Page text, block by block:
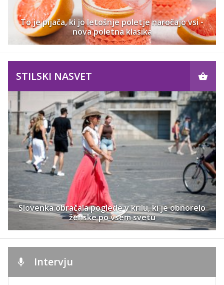
To je pijača, ki jo letošnje poletje naročajo vsi -
nova poletna klasika
STILSKI NASVET
Slovenka obračala poglede v krilu, ki je obnorelo
ženske po vsem svetu
Intervju